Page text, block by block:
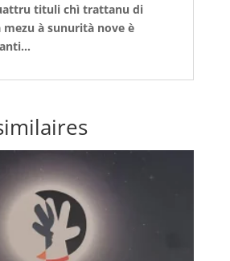
tituli chì trattanu di
à sunurità nove è